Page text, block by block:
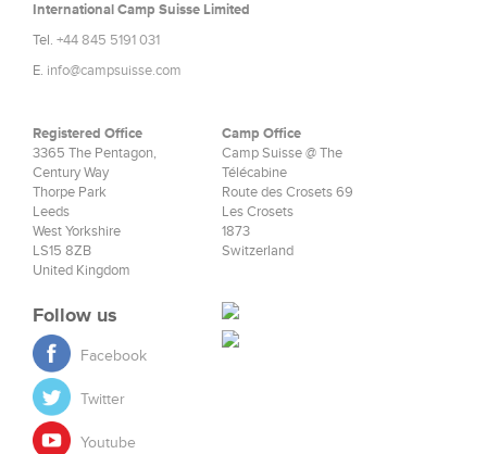
International Camp Suisse Limited
Tel. +44 845 5191 031
E. info@campsuisse.com
Registered Office
3365 The Pentagon,
Century Way
Thorpe Park
Leeds
West Yorkshire
LS15 8ZB
United Kingdom
Camp Office
Camp Suisse @ The
Télécabine
Route des Crosets 69
Les Crosets
1873
Switzerland
Follow us
Facebook
Twitter
Youtube